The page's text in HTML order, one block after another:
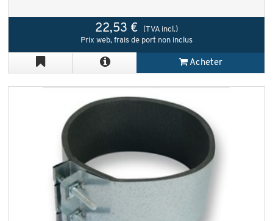
22,53 €
(TVA incl.)
Prix web, frais de port non inclus
Acheter